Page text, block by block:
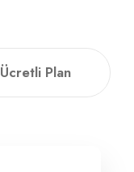
Ücretli Plan